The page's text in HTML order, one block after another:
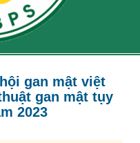
gan mật việt
gan mật tụy
2023